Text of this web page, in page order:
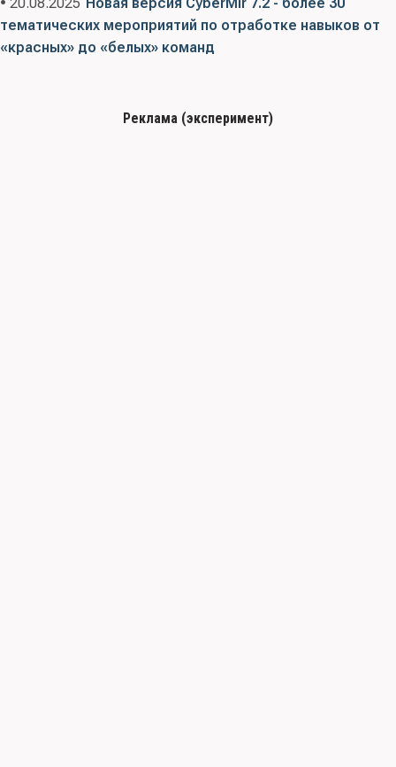
• 20.08.2025 Новая версия CyberMir 7.2 - более 30
тематических мероприятий по отработке навыков от
«красных» до «белых» команд
Реклама (эксперимент)